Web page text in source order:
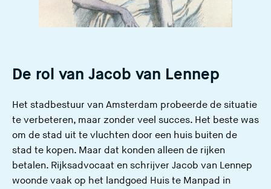
De rol van Jacob van Lennep
Het stadbestuur van Amsterdam probeerde de situatie
te verbeteren, maar zonder veel succes. Het beste was
om de stad uit te vluchten door een huis buiten de
stad te kopen. Maar dat konden alleen de rijken
betalen. Rijksadvocaat en schrijver Jacob van Lennep
woonde vaak op het landgoed Huis te Manpad in